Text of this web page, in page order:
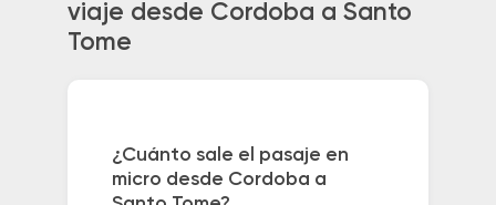
viaje desde Cordoba a Santo
Tome
¿Cuánto sale el pasaje en
micro desde Cordoba a